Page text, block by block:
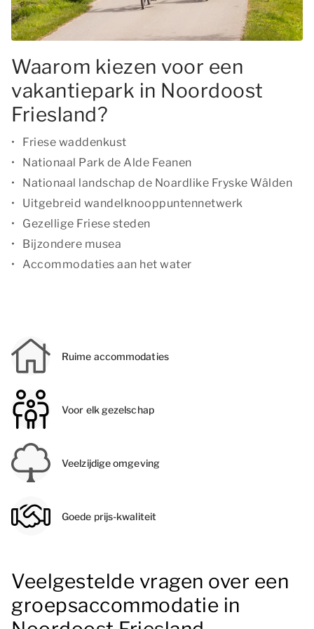
Waarom kiezen voor een
vakantiepark in Noordoost
Friesland?
Friese waddenkust
Nationaal Park de Alde Feanen
Nationaal landschap de Noardlike Fryske Wâlden
Uitgebreid wandelknooppuntennetwerk
Gezellige Friese steden
Bijzondere musea
Accommodaties aan het water
Ruime accommodaties
Voor elk gezelschap
Veelzijdige omgeving
Goede prijs-kwaliteit
Veelgestelde vragen over een
groepsaccommodatie in